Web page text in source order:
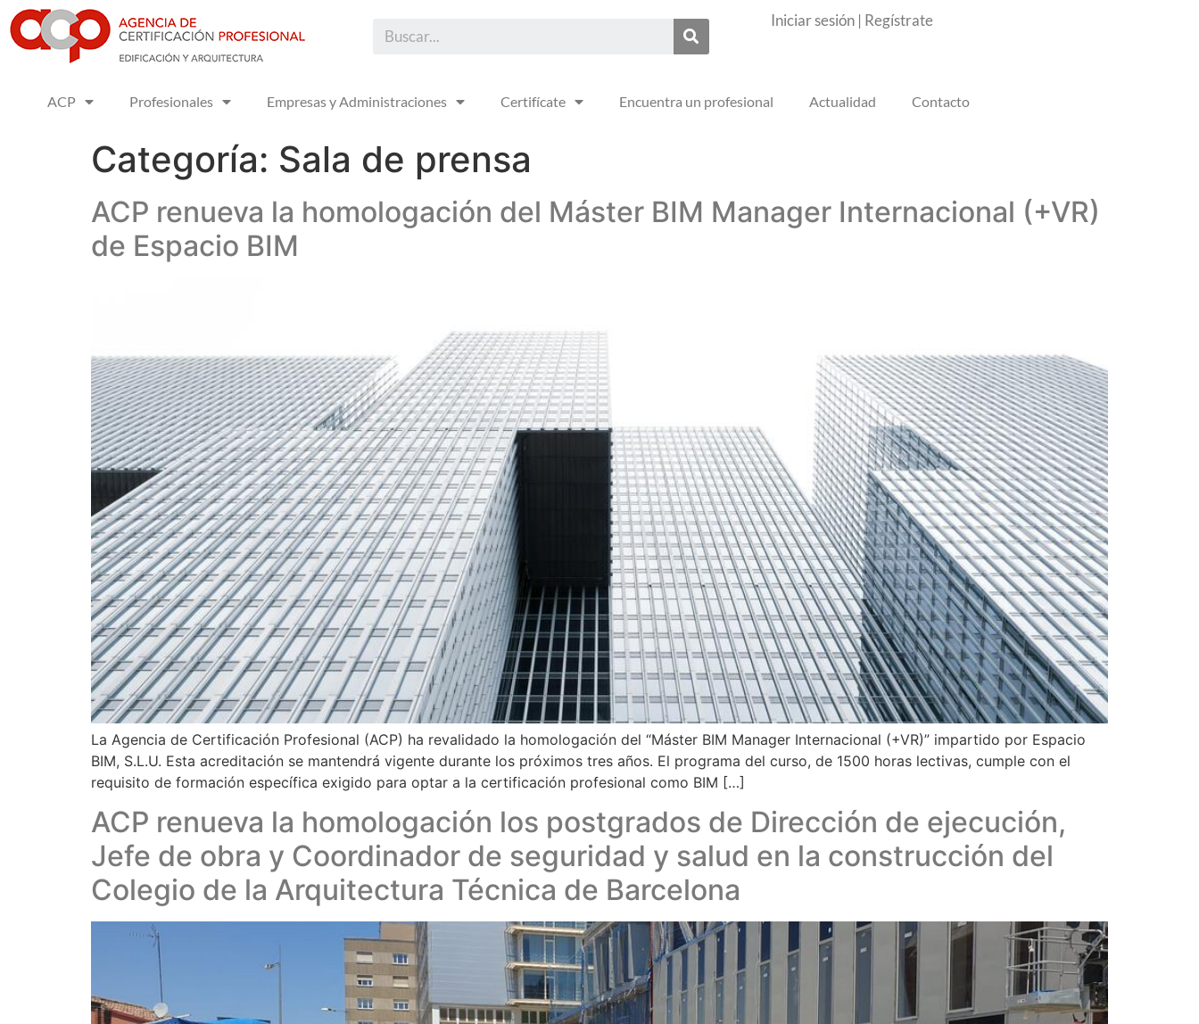
Iniciar sesión | Regístrate
ACP Profesionales Empresas y Administraciones Certifícate Encuentra un profesional Actualidad Contacto
Categoría: Sala de prensa
ACP renueva la homologación del Máster BIM Manager Internacional (+VR)
de Espacio BIM
La Agencia de Certificación Profesional (ACP) ha revalidado la homologación del “Máster BIM Manager Internacional (+VR)” impartido por Espacio
BIM, S.L.U. Esta acreditación se mantendrá vigente durante los próximos tres años. El programa del curso, de 1500 horas lectivas, cumple con el
requisito de formación específica exigido para optar a la certificación profesional como BIM […]
ACP renueva la homologación los postgrados de Dirección de ejecución,
Jefe de obra y Coordinador de seguridad y salud en la construcción del
Colegio de la Arquitectura Técnica de Barcelona